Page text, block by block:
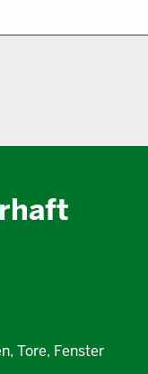
Tore, Fenster